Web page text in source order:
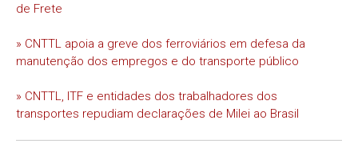
de Frete
» CNTTL apoia a greve dos ferroviários em defesa da
manutenção dos empregos e do transporte público
» CNTTL, ITF e entidades dos trabalhadores dos
transportes repudiam declarações de Milei ao Brasil